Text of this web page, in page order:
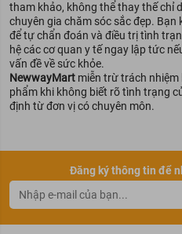
Thành phần của Bộ Gội Xả
Lưu ý
Cần kết hợp sử dụng combo
đồng thời massage da đầu
giúp các mạch máu lưu thông,
sạch với nước.
tham khảo, không thể thay thế chỉ
chuyên gia chăm sóc sắc đẹp.
để tự chẩn đoán và điều trị tình
hệ các cơ quan y tế ngay lập tức
vấn đề về sức khỏe.
NewwayMart miễn trừ trách
phẩm khi không biết rõ tình trạng
định từ đơn vị có chuyên môn.
Đăng ký thông tin để